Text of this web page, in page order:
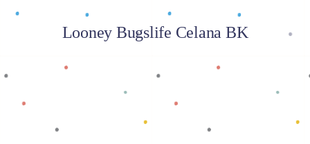
Looney Bugslife Celana BK